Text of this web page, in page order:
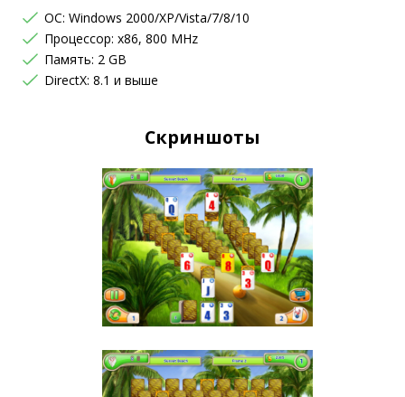
OC: Windows 2000/XP/Vista/7/8/10
Процессор: x86, 800 MHz
Память: 2 GB
DirectX: 8.1 и выше
Скриншоты